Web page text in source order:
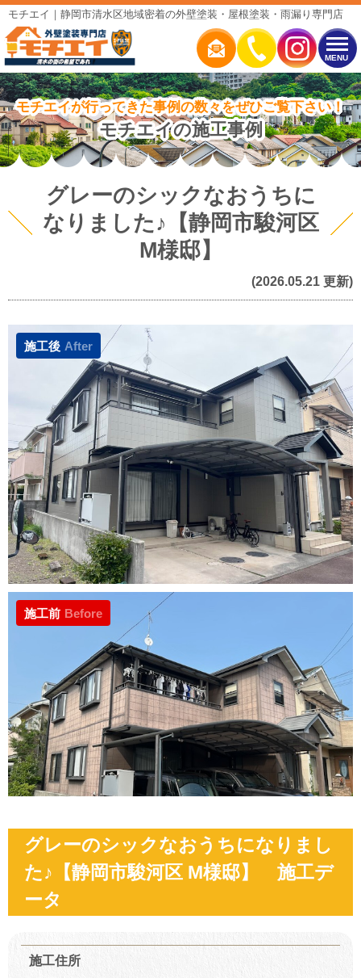
MENU
モチエイ｜静岡市清水区地域密着の外壁塗装・屋根塗装・雨漏り専門店
モチエイが行ってきた事例の数々をぜひご覧下さい！
モチエイの施工事例
グレーのシックなおうちに
なりました♪【静岡市駿河区
M様邸】
(2026.05.21 更新)
施工後 After
施工前 Before
グレーのシックなおうちになりまし
た♪【静岡市駿河区 M様邸】 施工デ
ータ
施工住所